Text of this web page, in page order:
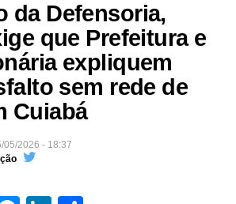
da Defensoria,
que Prefeitura e
expliquem
sem rede de
Cuiabá
05/2026 - 18:37